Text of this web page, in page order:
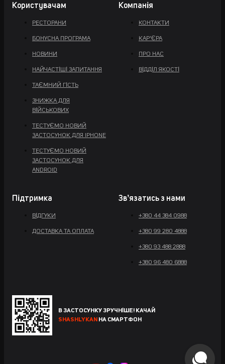
Користувачам
РЕСТОРАНИ
БОНУСНА ПРОГРАМА
НОВИНИ
НАЙЧАСТІШІ ЗАПИТАННЯ
ТАЄМНИЙ ГІСТЬ
ЗНИЖКА ДЛЯ
ВІЙСЬКОВИХ
ТЕСТУЄМО НОВИЙ
ЗАСТОСУНОК ДЛЯ IPHONE
ТЕСТУЄМО НОВИЙ
ЗАСТОСУНОК ДЛЯ
ANDROID
Компанія
КОНТАКТИ
КАР'ЄРА
ПРО НАС
ВІДДІЛ ЯКОСТІ
Підтримка
ВІДГУКИ
ДОСТАВКА ТА ОПЛАТА
Звʼязатись з нами
+380 44 384 0988
+380 99 280 4888
+380 93 488 2888
+380 96 480 6888
В ЗАСТОСУНКУ ЗРУЧНІШЕ! КАЧАЙ
SHASHLYKAN НА СМАРТФОН